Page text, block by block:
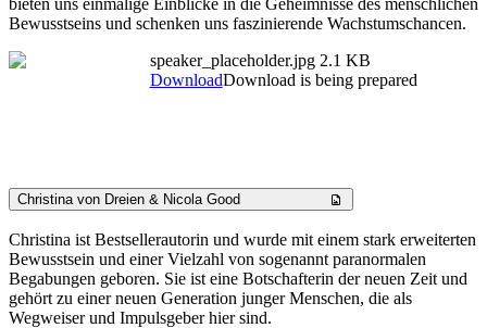
Bewusstseins und schenken uns faszinierende Wachstumschancen.
speaker_placeholder.jpg 2.1 KB
DownloadDownload is being prepared
Christina von Dreien & Nicola Good
Christina ist Bestsellerautorin und wurde mit einem stark erweiterten
Bewusstsein und einer Vielzahl von sogenannt paranormalen
Begabungen geboren. Sie ist eine Botschafterin der neuen Zeit und
gehört zu einer neuen Generation junger Menschen, die als
Wegweiser und Impulsgeber hier sind.